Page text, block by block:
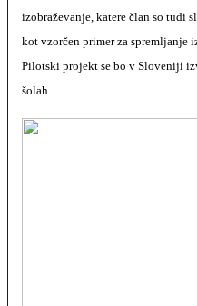
izobraževanje, katere član so tudi
kot vzorčen primer za
Pilotski projekt se bo v Sloveniji
šolah.